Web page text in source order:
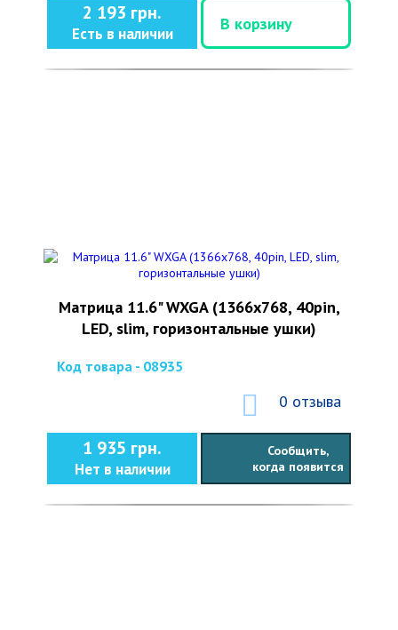
2 193 грн.
Есть в наличии
В корзину
Матрица 11.6" WXGA (1366x768, 40pin,
LED, slim, горизонтальные ушки)
Код товара - 08935
0 отзыва
1 935 грн.
Нет в наличии
Сообщить,
когда появится